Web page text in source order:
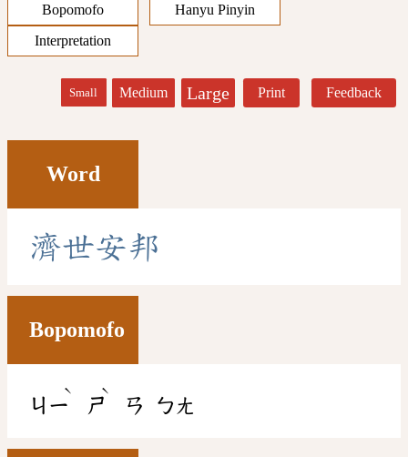
Bopomofo
Hanyu Pinyin
Interpretation
Small Medium Large Print Feedback
Word
濟世安邦
Bopomofo
ㄐㄧ
ˋ
ㄕ
ˋ
ㄢ ㄅㄤ